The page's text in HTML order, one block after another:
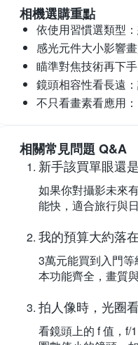
相機選購重點
依使用習慣選類型：
感光元件大小影響畫
瞄準對焦技術再下手
鏡頭相容性看長遠：
不只看畫素看應用：
相關常見問題 Q&A
新手該買單眼還
如果你對攝影未來
能快，適合旅行與
我的預算大約落
3萬元能買到入門
本功能齊全，畫質
拍人像時，光圈
看鏡頭上的 f 值，f/